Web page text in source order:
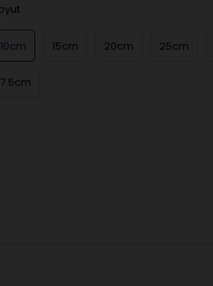
10cm 15cm 20cm 25cm
7.5cm